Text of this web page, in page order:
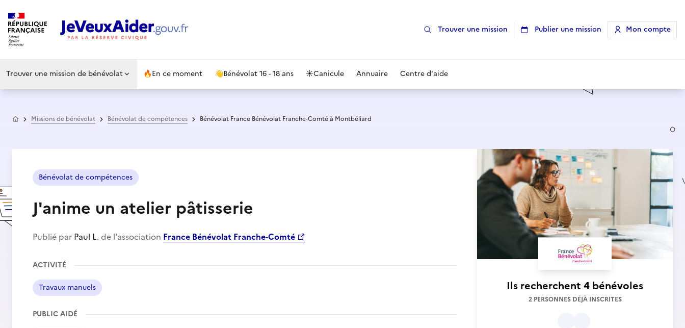
Trouver une mission Publier une mission Mon compte
Trouver une mission de bénévolat 🔥En ce moment 👋Bénévolat 16 - 18 ans ☀️Canicule Annuaire Centre d'aide
AccueilMissions de bénévolat Bénévolat de compétences Bénévolat France Bénévolat Franche-Comté à Montbéliard
Bénévolat de compétences
J'anime un atelier pâtisserie
Publié par Paul L. de l'association France Bénévolat Franche-Comté
ACTIVITÉ
Travaux manuels
PUBLIC AIDÉ
Ils recherchent 4 bénévoles
2 PERSONNES DÉJÀ INSCRITES